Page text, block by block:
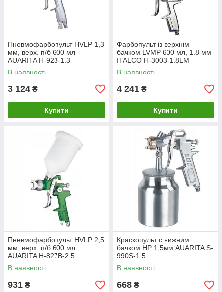
Пневмофарбопульт HVLP 1,3
мм, верх. п/б 600 мл
AUARITA H-923-1.3
В наявності
3 124 ₴
Купити
Фарбопульт із верхнім
бачком LVMP 600 мл, 1.8 мм
ITALCO H-3003-1.8LM
В наявності
4 241 ₴
Купити
Пневмофарбопульт HVLP 2,5
мм, верх. п/б 600 мл
AUARITA H-827B-2.5
В наявності
931 ₴
Краскопульт с нижним
бачком HP 1,5мм AUARITA S-
990S-1.5
В наявності
668 ₴